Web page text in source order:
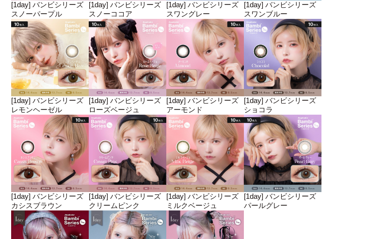
[1day] バンビシリーズ
スノーパープル
[1day] バンビシリーズ
スノーココア
[1day] バンビシリーズ
スワングレー
[1day] バンビシリーズ
スワンブルー
[1day] バンビシリーズ
レモンヘーゼル
[1day] バンビシリーズ
ローズベージュ
[1day] バンビシリーズ
アーモンド
[1day] バンビシリーズ
ショコラ
[1day] バンビシリーズ
カシスブラウン
[1day] バンビシリーズ
クリームピンク
[1day] バンビシリーズ
ミルクベージュ
[1day] バンビシリーズ
パールグレー